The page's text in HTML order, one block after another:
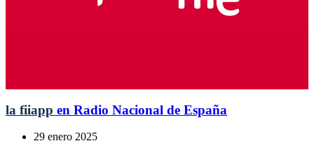
la fiiapp en Radio Nacional de España
29 enero 2025